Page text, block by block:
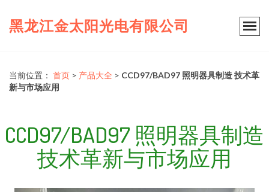
黑龙江金太阳光电有限公司
当前位置： 首页 > 产品大全 > CCD97/BAD97 照明器具制造 技术革
新与市场应用
CCD97/BAD97 照明器具制造
技术革新与市场应用